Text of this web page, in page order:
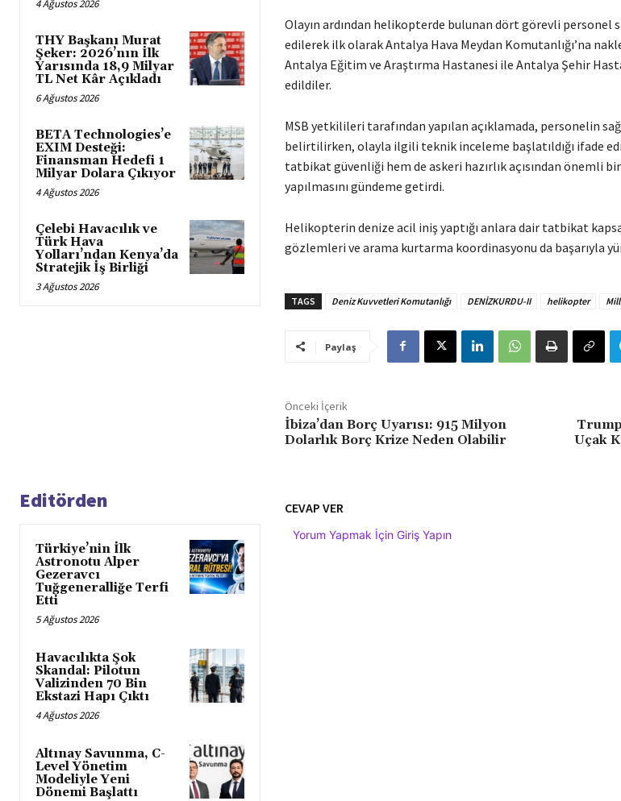
4 Ağustos 2026
THY Başkanı Murat
Şeker: 2026’nın İlk
Yarısında 18,9 Milyar
TL Net Kâr Açıkladı
6 Ağustos 2026
BETA Technologies’e
EXIM Desteği:
Finansman Hedefi 1
Milyar Dolara Çıkıyor
4 Ağustos 2026
Çelebi Havacılık ve
Türk Hava
Yolları’ndan Kenya’da
Stratejik İş Birliği
3 Ağustos 2026
Olayın ardından helikopterde bulunan dört görevli personel
edilerek ilk olarak Antalya Hava Meydan Komutanlığı’na
Antalya Eğitim ve Araştırma Hastanesi ile Antalya Şehir
edildiler.
MSB yetkilileri tarafından yapılan açıklamada, personelin
belirtilirken, olayla ilgili teknik inceleme başlatıldığı ifade
tatbikat güvenliği hem de askeri hazırlık açısından önemli
yapılmasını gündeme getirdi.
Helikopterin denize acil iniş yaptığı anlara dair tatbikat
gözlemleri ve arama kurtarma koordinasyonu da başarıyla
TAGS Deniz Kuvvetleri Komutanlığı DENİZKURDU-II helikopter
Paylaş
Önceki İçerik
İbiza’dan Borç Uyarısı: 915 Milyon
Dolarlık Borç Krize Neden Olabilir
Uçak
Editörden
Türkiye’nin İlk
Astronotu Alper
Gezeravcı
Tuğgeneralliğe Terfi
Etti
5 Ağustos 2026
Havacılıkta Şok
Skandal: Pilotun
Valizinden 70 Bin
Ekstazi Hapı Çıktı
4 Ağustos 2026
Altınay Savunma, C-
Level Yönetim
Modeliyle Yeni
Dönemi Başlattı
CEVAP VER
Yorum Yapmak İçin Giriş Yapın